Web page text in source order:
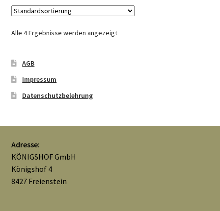
Alle 4 Ergebnisse werden angezeigt
AGB
Impressum
Datenschutzbelehrung
Adresse:
KÖNIGSHOF GmbH
Königshof 4
8427 Freienstein